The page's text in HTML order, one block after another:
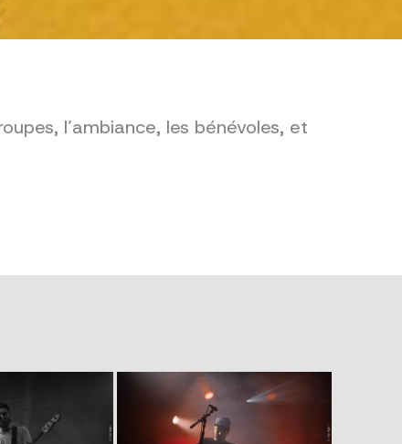
l’ambiance, les bénévoles, et